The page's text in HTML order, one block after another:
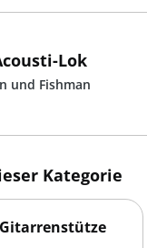
Lok
und Fishman
Kategorie